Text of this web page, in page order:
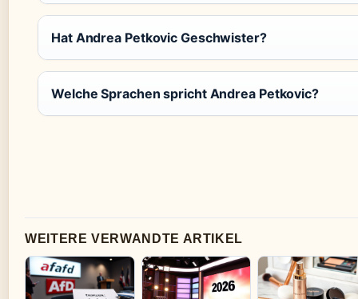
Hat Andrea Petkovic Geschwister?
Welche Sprachen spricht Andrea Petkovic?
WEITERE VERWANDTE ARTIKEL